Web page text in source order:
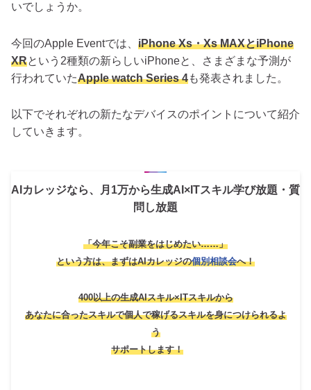
いでしょうか。
今回のApple Eventでは、 iPhone Xs・Xs MAXとiPhone
XRという2種類の新らしいiPhoneと、さまざまな予測が
行われていたApple watch Series 4も発表されました。
以下でそれぞれの新たなデバイスのポイントについて紹介
していきます。
AIカレッジなら、月1万から生成AI×ITスキル学び放題・質
問し放題
「今年こそ副業をはじめたい……」
という方は、まずはAIカレッジの個別相談会へ！
400以上の生成AIスキル×ITスキルから
あなたに合ったスキルで個人で稼げるスキルを身につけられるよ
う
サポートします！